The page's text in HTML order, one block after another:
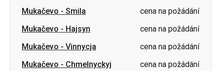
Mukačevo-Chmelnyckyj
cena na požádání
Mukačevo-Záporoží
cena na požádání
Mukačevo-Krivoj Rog
cena na požádání
Mukačevo-Charkov
cena na požádání